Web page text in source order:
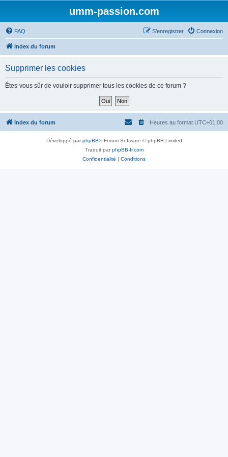
umm-passion.com
FAQ Connexion
S’enregistrer
Index du forum
Supprimer les cookies
Êtes-vous sûr de vouloir supprimer tous les cookies de ce forum ?
Index du forum Heures au format UTC+01:00
Développé parphpBB® Forum Software © phpBB Limited
Traduit parphpBB-fr.com
Confidentialité | Conditions